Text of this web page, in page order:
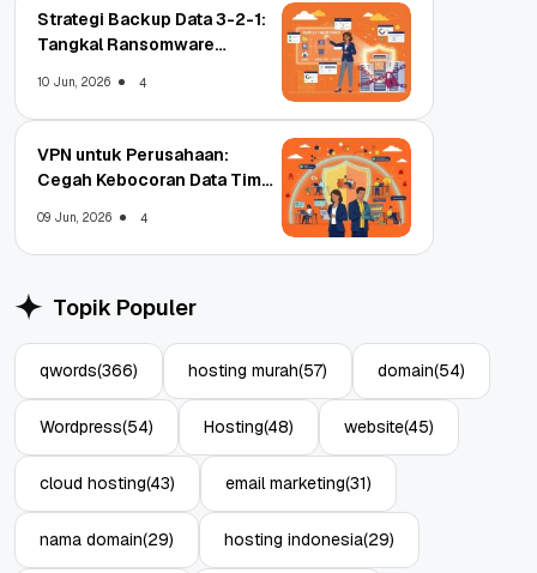
Strategi Backup Data 3-2-1:
Tangkal Ransomware
10 Jun, 2026 4
VPN untuk Perusahaan:
Cegah Kebocoran Data Tim
09 Jun, 2026 4
Topik Populer
qwords(366) hosting murah(57) domain(54)
Wordpress(54) Hosting(48) website(45)
cloud hosting(43) email marketing(31)
nama domain(29) hosting indonesia(29)